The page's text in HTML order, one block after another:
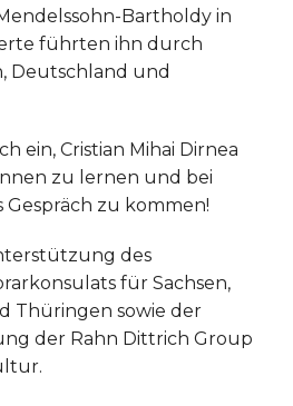
Bartholdy in
führten ihn durch
Deutschland und
ein, Cristian Mihai Dirnea
zu lernen und bei
Gespräch zu kommen!
des
für Sachsen,
Thüringen sowie der
der Rahn Dittrich Group